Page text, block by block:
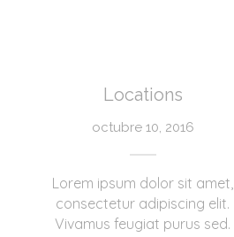
Locations
octubre 10, 2016
Lorem ipsum dolor sit amet,
consectetur adipiscing elit.
Vivamus feugiat purus sed.